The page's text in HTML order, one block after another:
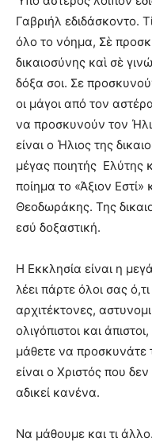
Γαβριήλ εδιδάσκοντο.
όλο το νόημα, Σὲ
δικαιοσύνης καὶ σὲ
δόξα σοι. Σε
οι μάγοι από τον
να προσκυνούν τον
είναι ο Ήλιος της
μέγας ποιητής Ελύτης
ποίημα το «Άξιον
Θεοδωράκης. Της
εσύ δοξαστική.
Η Εκκλησία είναι η
λέει πάρτε όλοι σας
αρχιτέκτονες,
ολιγόπιστοι και
μάθετε να προσκυνάτε
είναι ο Χριστός που
αδικεί κανένα.
Να μάθουμε και τι